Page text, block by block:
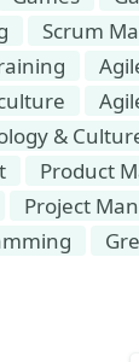
Scrum
&
Product
Project